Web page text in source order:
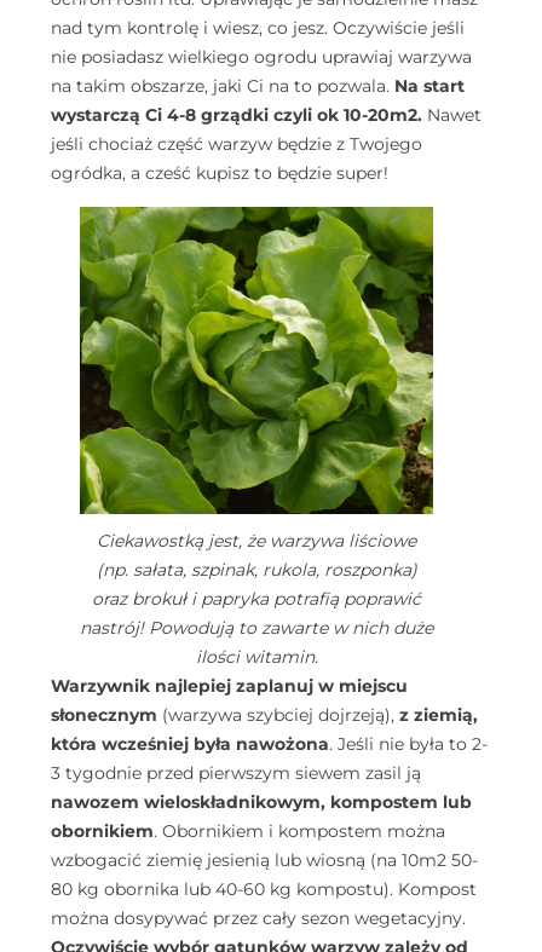
nad tym kontrolę i wiesz, co jesz. Oczywiście jeśli
nie posiadasz wielkiego ogrodu uprawiaj warzywa
na takim obszarze, jaki Ci na to pozwala. Na start
wystarczą Ci 4-8 grządki czyli ok 10-20m2. Nawet
jeśli chociaż część warzyw będzie z Twojego
ogródka, a cześć kupisz to będzie super!
Ciekawostką jest, że warzywa liściowe
(np. sałata, szpinak, rukola, roszponka)
oraz brokuł i papryka potrafią poprawić
nastrój! Powodują to zawarte w nich duże
ilości witamin.
Warzywnik najlepiej zaplanuj w miejscu
słonecznym (warzywa szybciej dojrzeją), z ziemią,
która wcześniej była nawożona. Jeśli nie była to 2-
3 tygodnie przed pierwszym siewem zasil ją
nawozem wieloskładnikowym, kompostem lub
obornikiem. Obornikiem i kompostem można
wzbogacić ziemię jesienią lub wiosną (na 10m2 50-
80 kg obornika lub 40-60 kg kompostu). Kompost
można dosypywać przez cały sezon wegetacyjny.
Oczywiście wybór gatunków warzyw zależy od